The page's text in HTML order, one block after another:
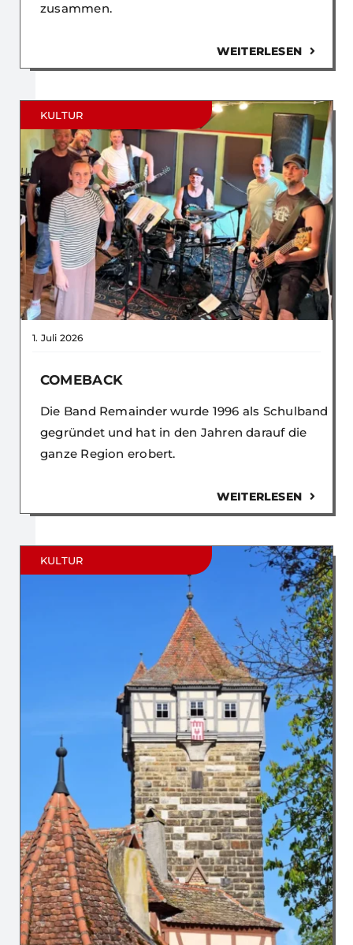
zusammen.
WEITERLESEN
KULTUR
1. Juli 2026
COMEBACK
Die Band Remainder wurde 1996 als Schulband
gegründet und hat in den Jahren darauf die
ganze Region erobert.
WEITERLESEN
KULTUR